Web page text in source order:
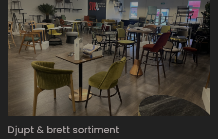
Djupt & brett sortiment